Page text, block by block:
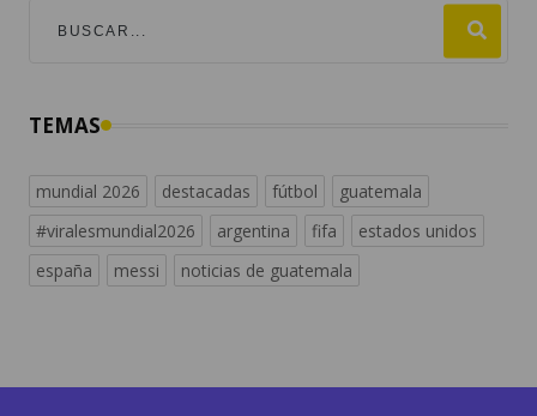
mundial 2026
españa
messi noticias de guatemala